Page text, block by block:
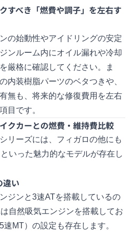
すべき「燃費や調子」を左右す
の始動性やアイドリングの安定
ンルーム内にオイル漏れや冷却
厳格に確認してください。ま
内装樹脂パーツのベタつきや、
無も、将来的な修復費用を左右
目です。
クカーとの燃費・維持費比較
リーズには、フィガロの他にも
いった魅力的なモデルが存在し
違い
ジンと3速ATを搭載しているの
自然吸気エンジンを搭載してお
速MT）の設定も存在します。